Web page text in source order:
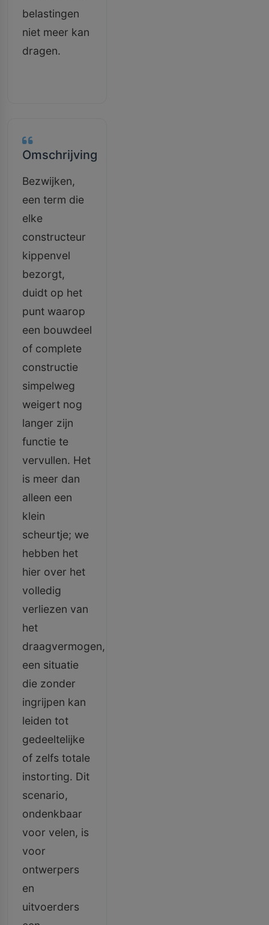
belastingen
niet meer kan
dragen.
Omschrijving
Bezwijken,
een term die
elke
constructeur
kippenvel
bezorgt,
duidt op het
punt waarop
een bouwdeel
of complete
constructie
simpelweg
weigert nog
langer zijn
functie te
vervullen. Het
is meer dan
alleen een
klein
scheurtje; we
hebben het
hier over het
volledig
verliezen van
het
draagvermogen,
een situatie
die zonder
ingrijpen kan
leiden tot
gedeeltelijke
of zelfs totale
instorting. Dit
scenario,
ondenkbaar
voor velen, is
voor
ontwerpers
en
uitvoerders